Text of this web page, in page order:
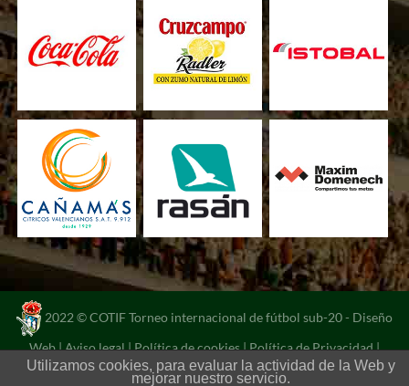
2022 © COTIF Torneo internacional de fútbol sub-20 - Diseño
Web|Aviso legal|Política de cookies|Política de Privacidad|
Portal de transparencia
Utilizamos cookies, para evaluar la actividad de la Web y
mejorar nuestro servicio.